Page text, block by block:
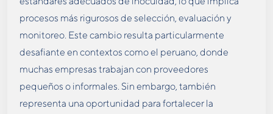
procesos más rigurosos de selección, evaluación y
monitoreo. Este cambio resulta particularmente
desafiante en contextos como el peruano, donde
muchas empresas trabajan con proveedores
pequeños o informales. Sin embargo, también
representa una oportunidad para fortalecer la